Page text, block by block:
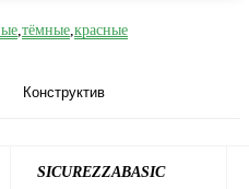
тёмные красные
Конструктив
SICUREZZABASIC